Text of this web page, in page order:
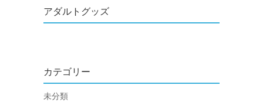
アダルトグッズ
カテゴリー
未分類